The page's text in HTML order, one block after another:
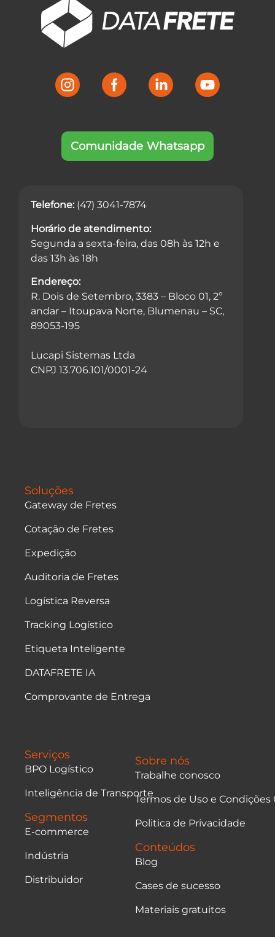
Comunidade Whatsapp
Telefone: (47) 3041-7874
Horário de atendimento:
Segunda a sexta-feira, das 08h às 12h e
das 13h às 18h
Endereço:
R. Dois de Setembro, 3383 – Bloco 01, 2º
andar – Itoupava Norte, Blumenau – SC,
89053-195
Lucapi Sistemas Ltda
CNPJ 13.706.101/0001-24
Soluções
Gateway de Fretes
Cotação de Fretes
Expedição
Auditoria de Fretes
Logística Reversa
Tracking Logístico
Etiqueta Inteligente
DATAFRETE IA
Comprovante de Entrega
Serviços
Segmentos
BPO Logístico
Inteligência de Transporte
E-commerce
Indústria
Distribuidor
Sobre nós
Trabalhe conosco
Termos de Uso e Condições
Politica de Privacidade
Conteúdos
Blog
Cases de sucesso
Materiais gratuitos